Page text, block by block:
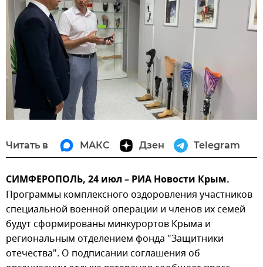
Читать в МАКС Дзен Telegram
СИМФЕРОПОЛЬ, 24 июл – РИА Новости Крым.
Программы комплексного оздоровления участников
специальной военной операции и членов их семей
будут сформированы минкурортов Крыма и
региональным отделением фонда "Защитники
отечества". О подписании соглашения об